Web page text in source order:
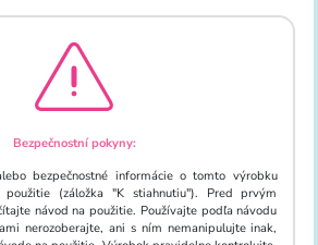
Bezpečnostní pokyny:
bezpečnostné informácie o tomto výrobku
(záložka "K stiahnutiu"). Pred prvým
návod na použitie. Používajte podľa návodu
nerozoberajte, ani s ním nemanipulujte inak,